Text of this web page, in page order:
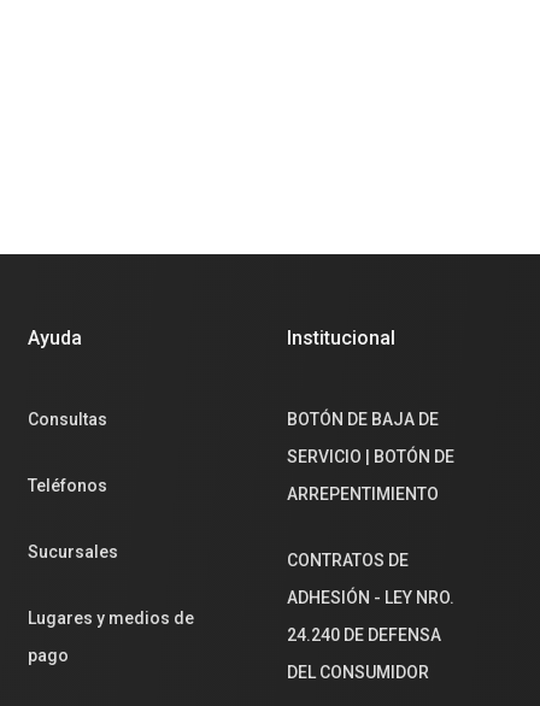
Ayuda
Consultas
Teléfonos
Sucursales
Lugares y medios de
pago
Institucional
BOTÓN DE BAJA DE
SERVICIO | BOTÓN DE
ARREPENTIMIENTO
CONTRATOS DE
ADHESIÓN - LEY NRO.
24.240 DE DEFENSA
DEL CONSUMIDOR